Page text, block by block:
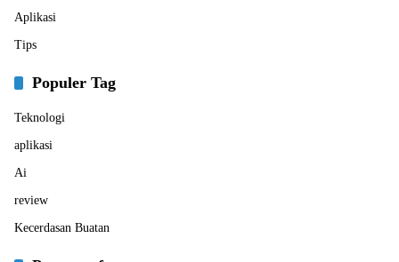
Aplikasi
Tips
Populer Tag
Teknologi
aplikasi
Ai
review
Kecerdasan Buatan